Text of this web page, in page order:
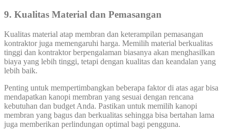
9. Kualitas Material dan Pemasangan
Kualitas material atap membran dan keterampilan pemasangan
kontraktor juga memengaruhi harga. Memilih material berkualitas
tinggi dan kontraktor berpengalaman biasanya akan menghasilkan
biaya yang lebih tinggi, tetapi dengan kualitas dan keandalan yang
lebih baik.
Penting untuk mempertimbangkan beberapa faktor di atas agar bisa
mendapatkan kanopi membran yang sesuai dengan rencana
kebutuhan dan budget Anda. Pastikan untuk memilih kanopi
membran yang bagus dan berkualitas sehingga bisa bertahan lama
juga memberikan perlindungan optimal bagi pengguna.